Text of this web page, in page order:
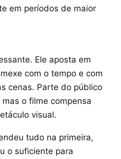
em períodos de maior
Ele aposta em
com o tempo e com
cenas. Parte do público
o filme compensa
visual.
tudo na primeira,
o suficiente para